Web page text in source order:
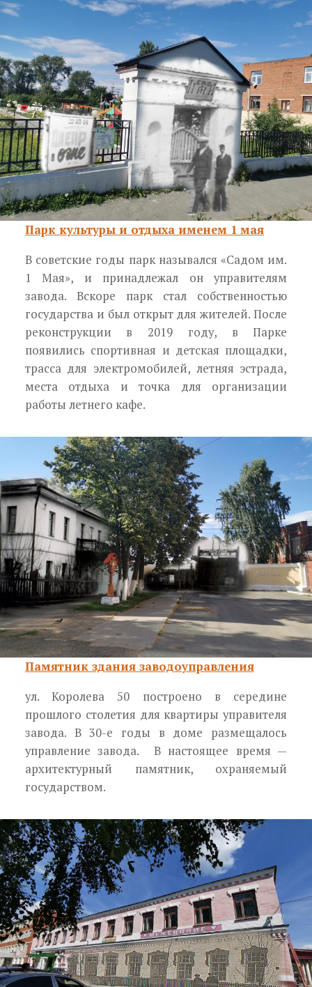
Парк культуры и отдыха именем 1 мая
В советские годы парк назывался «Садом им.
1 Мая», и принадлежал он управителям
завода. Вскоре парк стал собственностью
государства и был открыт для жителей. После
реконструкции в 2019 году, в Парке
появились спортивная и детская площадки,
трасса для электромобилей, летняя эстрада,
места отдыха и точка для организации
работы летнего кафе.
Памятник здания заводоуправления
ул. Королева 50 построено в середине
прошлого столетия для квартиры управителя
завода. В 30-е годы в доме размещалось
управление завода. В настоящее время —
архитектурный памятник, охраняемый
государством.